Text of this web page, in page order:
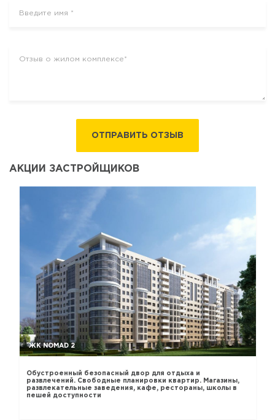
ОТПРАВИТЬ ОТЗЫВ
АКЦИИ ЗАСТРОЙЩИКОВ
ЖК NOMAD 2
Обустроенный безопасный двор для отдыха и
развлечений. Свободные планировки квартир. Магазины,
развлекательные заведения, кафе, рестораны, школы в
пешей доступности